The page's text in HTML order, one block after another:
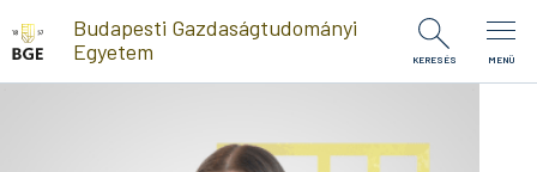
Ugrás a tartalomra
Budapesti Gazdaságtudományi
Egyetem
KERESÉS MENÜ